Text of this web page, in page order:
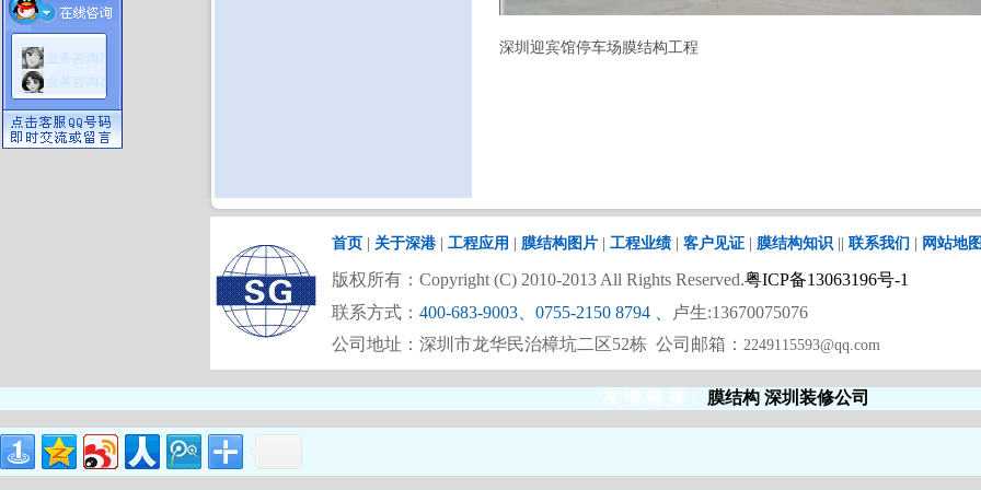
深圳迎宾馆停车场膜结构工程
首页| 关于深港| 工程应用 膜结构图片| 工程业绩| 客户见证| 膜结构知识|| 联系我们 网站地
版权所有：Copyright (C) 2010-2013 All Rights Reserved.粤ICP备13063196号-1
联系方式： 400-683-9003、0755-2150 8794
卢生:13670075076
公司地址：深圳市龙华民治樟坑二区52栋 公司邮箱： 2249115593@qq.com
膜结构 深圳装修公司
业务咨询1
业务咨询2